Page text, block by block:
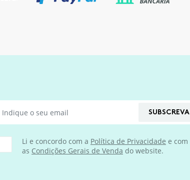
SUBSCREVA
Li e concordo com a Política de Privacidade e com
as Condições Gerais de Venda do website.